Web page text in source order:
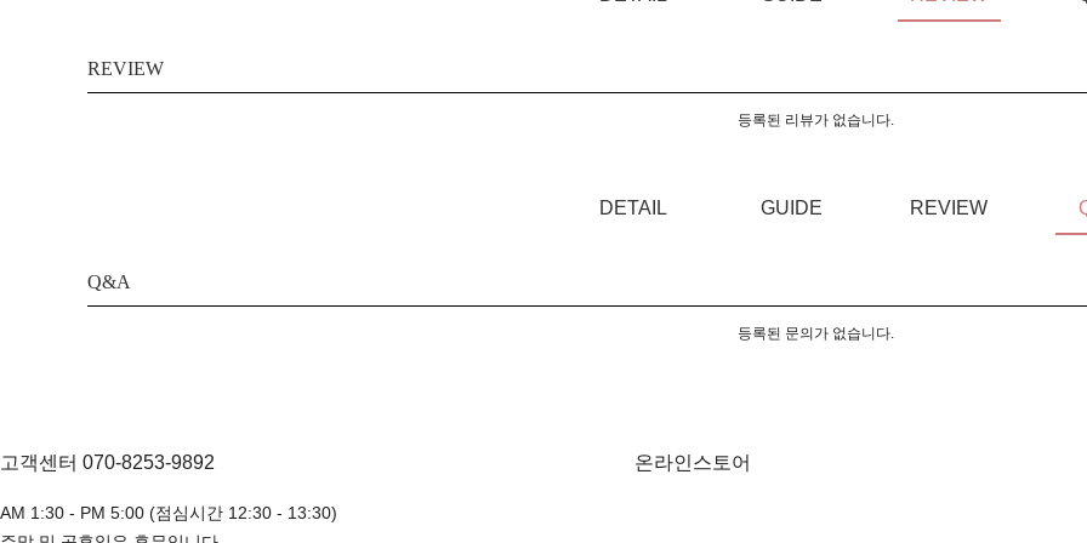
REVIEW
등록된 리뷰가 없습니다.
DETAIL GUIDE REVIEW
Q&A
등록된 문의가 없습니다.
고객센터 070-8253-9892
AM 1:30 - PM 5:00 (점심시간 12:30 - 13:30)
온라인스토어